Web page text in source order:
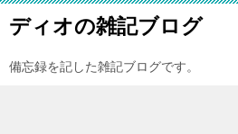
ディオの雑記ブログ
備忘録を記した雑記ブログです。